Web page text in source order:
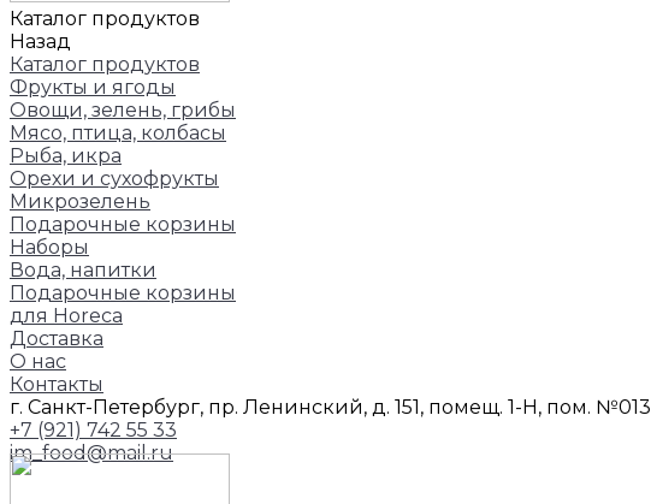
Каталог продуктов
Назад
Каталог продуктов
Фрукты и ягоды
Овощи, зелень, грибы
Мясо, птица, колбасы
Рыба, икра
Орехи и сухофрукты
Микрозелень
Подарочные корзины
Наборы
Вода, напитки
Подарочные корзины
для Horeca
Доставка
О нас
Контакты
г. Санкт-Петербург, пр. Ленинский, д. 151, помещ. 1-Н, пом. №013
+7 (921) 742 55 33
im_food@mail.ru